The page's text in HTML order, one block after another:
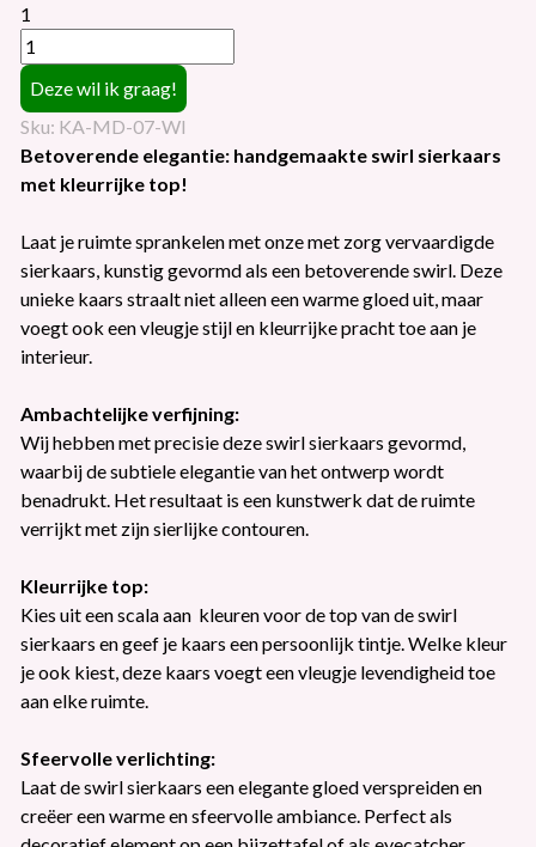
1
Sku: KA-MD-07-WI
Betoverende elegantie: handgemaakte swirl sierkaars
met kleurrijke top!
Laat je ruimte sprankelen met onze met zorg vervaardigde
sierkaars, kunstig gevormd als een betoverende swirl. Deze
unieke kaars straalt niet alleen een warme gloed uit, maar
voegt ook een vleugje stijl en kleurrijke pracht toe aan je
interieur.
Ambachtelijke verfijning:
Wij hebben met precisie deze swirl sierkaars gevormd,
waarbij de subtiele elegantie van het ontwerp wordt
benadrukt. Het resultaat is een kunstwerk dat de ruimte
verrijkt met zijn sierlijke contouren.
Kleurrijke top:
Kies uit een scala aan kleuren voor de top van de swirl
sierkaars en geef je kaars een persoonlijk tintje. Welke kleur
je ook kiest, deze kaars voegt een vleugje levendigheid toe
aan elke ruimte.
Sfeervolle verlichting:
Laat de swirl sierkaars een elegante gloed verspreiden en
creëer een warme en sfeervolle ambiance. Perfect als